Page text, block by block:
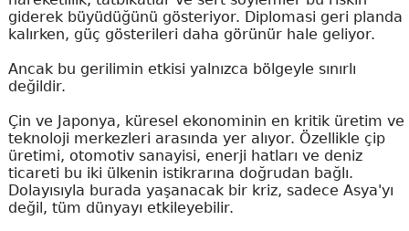
giderek büyüdüğünü gösteriyor. Diplomasi geri planda
kalırken, güç gösterileri daha görünür hale geliyor.
Ancak bu gerilimin etkisi yalnızca bölgeyle sınırlı
değildir.
Çin ve Japonya, küresel ekonominin en kritik üretim ve
teknoloji merkezleri arasında yer alıyor. Özellikle çip
üretimi, otomotiv sanayisi, enerji hatları ve deniz
ticareti bu iki ülkenin istikrarına doğrudan bağlı.
Dolayısıyla burada yaşanacak bir kriz, sadece Asya'yı
değil, tüm dünyayı etkileyebilir.